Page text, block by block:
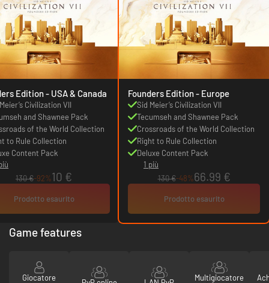
Founders Edition - USA & Canada
Civilization VII
and Shawnee Pack
of the World Collection
to Rule Collection
Content Pack
130 €-92%10 €
Prodotto esaurito
Founders Edition - Europe
Sid Meier’s Civilization VII
Tecumseh and Shawnee Pack
Crossroads of the World Collection
Right to Rule Collection
Deluxe Content Pack
1 più
130 €-48%66.99 €
Prodotto esaurito
Game features
Giocatore
Multigiocatore